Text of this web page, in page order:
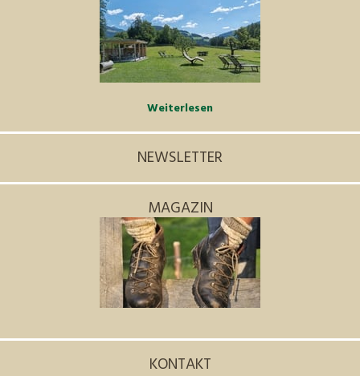
Weiterlesen
NEWSLETTER
MAGAZIN
KONTAKT